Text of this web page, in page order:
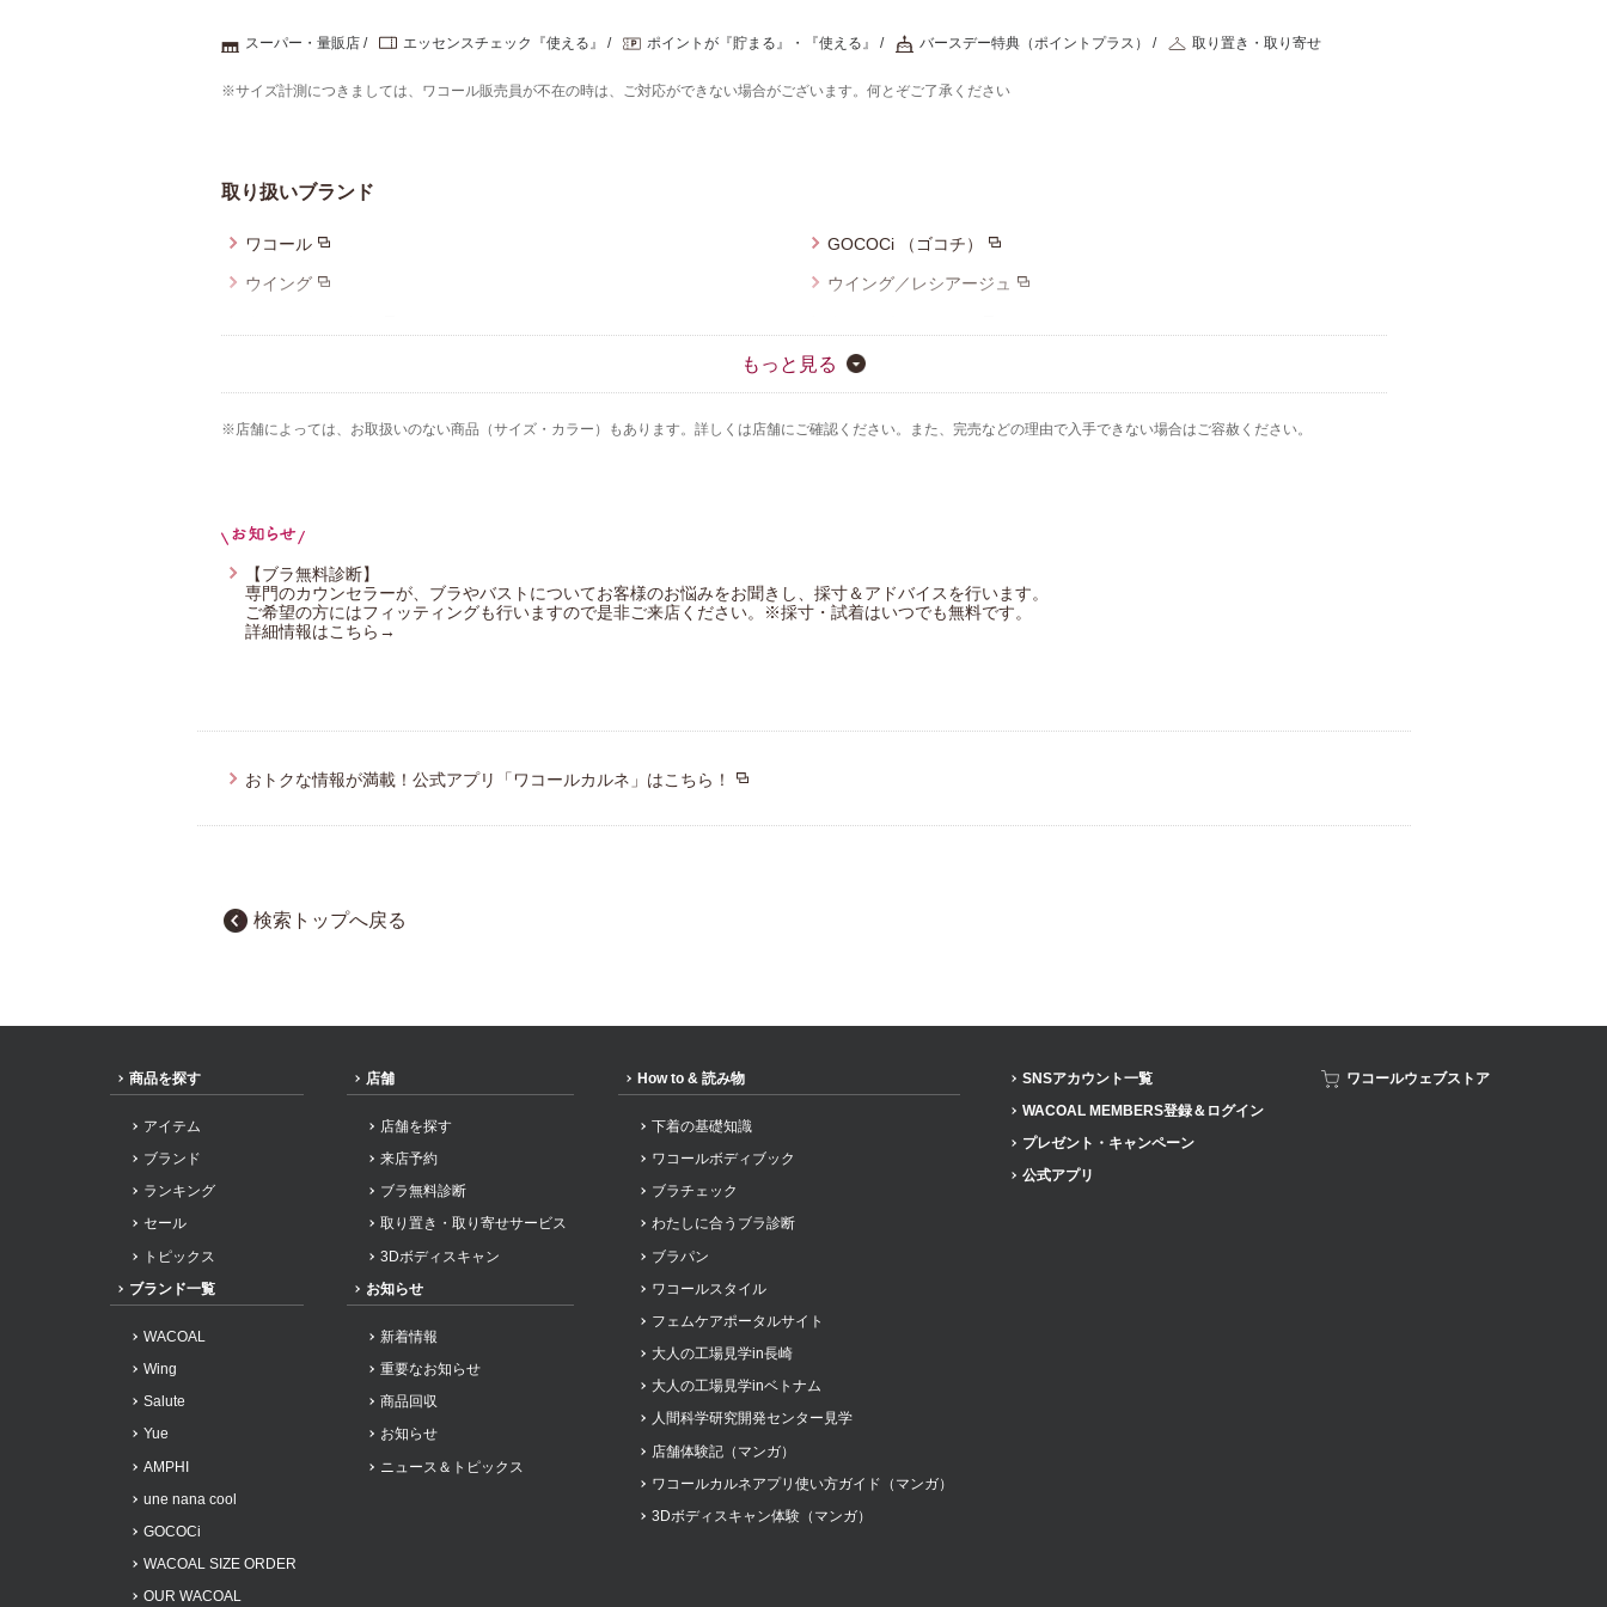
スーパー・量販店 エッセンスチェック『使える』 ポイントが『貯まる』・『使える』 バースデー特典（ポイントプラス） 取り置き・取り寄せ
※サイズ計測につきましては、ワコール販売員が不在の時は、ご対応ができない場合がございます。何とぞご了承ください
取り扱いブランド
ワコール GOCOCi （ゴコチ）
ウイング ウイング／レシアージュ
ウイング／フフ
もっと見る
※店舗によっては、お取扱いのない商品（サイズ・カラー）もあります。詳しくは店舗にご確認ください。また、完売などの理由で入手できない場合はご容赦ください。
【ブラ無料診断】
専門のカウンセラーが、ブラやバストについてお客様のお悩みをお聞きし、採寸＆アドバイスを行います。
ご希望の方にはフィッティングも行いますので是非ご来店ください。※採寸・試着はいつでも無料です。
詳細情報はこちら→
おトクな情報が満載！公式アプリ「ワコールカルネ」はこちら！
検索トップへ戻る
商品を探す
アイテム
ブランド
ランキング
セール
トピックス
ブランド一覧
WACOAL
Wing
Salute
Yue
AMPHI
une nana cool
GOCOCi
WACOAL SIZE ORDER
OUR WACOAL
店舗
店舗を探す
来店予約
ブラ無料診断
取り置き・取り寄せサービス
3Dボディスキャン
お知らせ
新着情報
重要なお知らせ
商品回収
お知らせ
ニュース＆トピックス
How to & 読み物
下着の基礎知識
ワコールボディブック
ブラチェック
わたしに合うブラ診断
ブラパン
ワコールスタイル
フェムケアポータルサイト
大人の工場見学in長崎
大人の工場見学inベトナム
人間科学研究開発センター見学
店舗体験記（マンガ）
ワコールカルネアプリ使い方ガイド（マンガ）
3Dボディスキャン体験（マンガ）
SNSアカウント一覧
WACOAL MEMBERS登録＆ログイン
プレゼント・キャンペーン
公式アプリ
ワコールウェブストア